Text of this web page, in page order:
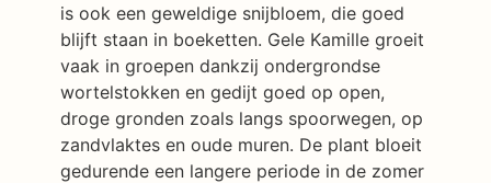
is ook een geweldige snijbloem, die goed
blijft staan in boeketten. Gele Kamille groeit
vaak in groepen dankzij ondergrondse
wortelstokken en gedijt goed op open,
droge gronden zoals langs spoorwegen, op
zandvlaktes en oude muren. De plant bloeit
gedurende een langere periode in de zomer